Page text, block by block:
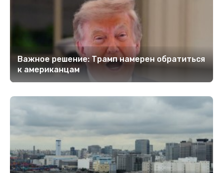
Важное решение: Трамп намерен обратиться
к американцам